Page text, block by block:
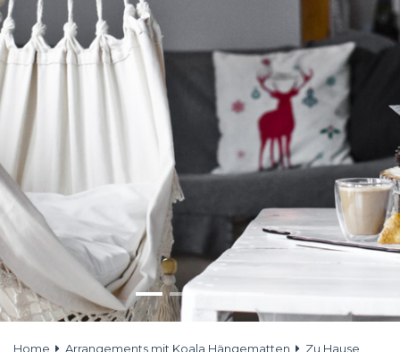
Home Arrangements mit Koala Hängematten Zu Hause